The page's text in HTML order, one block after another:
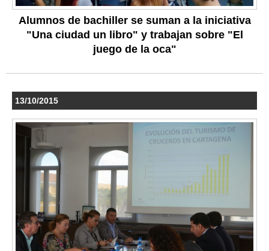
Alumnos de bachiller se suman a la iniciativa
"Una ciudad un libro" y trabajan sobre "El
juego de la oca"
13/10/2015